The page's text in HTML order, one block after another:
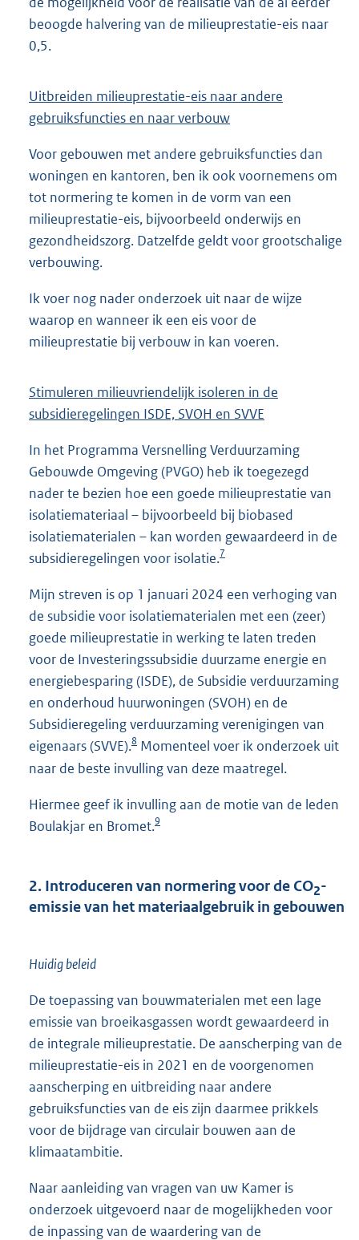
beoogde halvering van de milieuprestatie-eis naar
0,5.
Uitbreiden milieuprestatie-eis naar andere
gebruiksfuncties en naar verbouw
Voor gebouwen met andere gebruiksfuncties dan
woningen en kantoren, ben ik ook voornemens om
tot normering te komen in de vorm van een
milieuprestatie-eis, bijvoorbeeld onderwijs en
gezondheidszorg. Datzelfde geldt voor grootschalige
verbouwing.
Ik voer nog nader onderzoek uit naar de wijze
waarop en wanneer ik een eis voor de
milieuprestatie bij verbouw in kan voeren.
Stimuleren milieuvriendelijk isoleren in de
subsidieregelingen ISDE, SVOH en SVVE
In het Programma Versnelling Verduurzaming
Gebouwde Omgeving (PVGO) heb ik toegezegd
nader te bezien hoe een goede milieuprestatie van
isolatiemateriaal – bijvoorbeeld bij biobased
isolatiematerialen – kan worden gewaardeerd in de
subsidieregelingen voor isolatie.7
Mijn streven is op 1 januari 2024 een verhoging van
de subsidie voor isolatiematerialen met een (zeer)
goede milieuprestatie in werking te laten treden
voor de Investeringssubsidie duurzame energie en
energiebesparing (ISDE), de Subsidie verduurzaming
en onderhoud huurwoningen (SVOH) en de
Subsidieregeling verduurzaming verenigingen van
eigenaars (SVVE).8 Momenteel voer ik onderzoek uit
naar de beste invulling van deze maatregel.
Hiermee geef ik invulling aan de motie van de leden
Boulakjar en Bromet.9
2. Introduceren van normering voor de CO2-
emissie van het materiaalgebruik in gebouwen
Huidig beleid
De toepassing van bouwmaterialen met een lage
emissie van broeikasgassen wordt gewaardeerd in
de integrale milieuprestatie. De aanscherping van de
milieuprestatie-eis in 2021 en de voorgenomen
aanscherping en uitbreiding naar andere
gebruiksfuncties van de eis zijn daarmee prikkels
voor de bijdrage van circulair bouwen aan de
klimaatambitie.
Naar aanleiding van vragen van uw Kamer is
onderzoek uitgevoerd naar de mogelijkheden voor
de inpassing van de waardering van de